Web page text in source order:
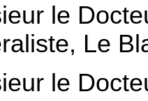
le
Le
le